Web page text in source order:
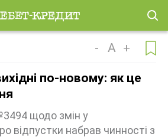
- A +
по-новому: як це
щодо змін у
відпустки набрав чинності з